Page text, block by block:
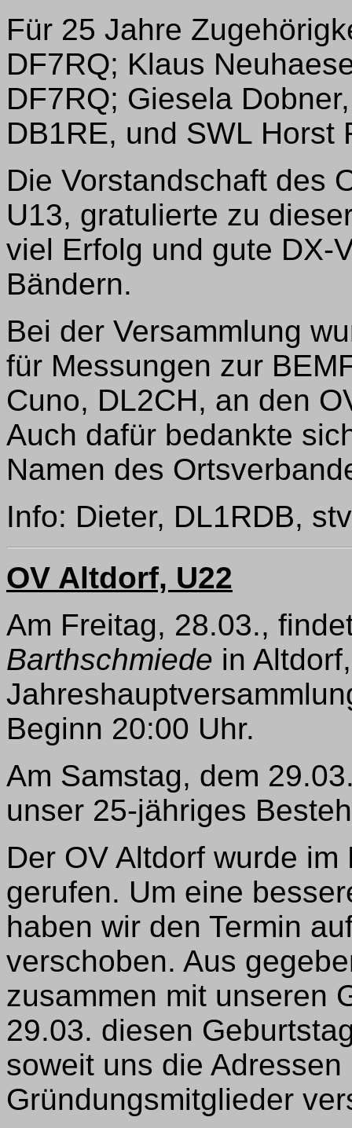
Für 25 Jahre
DF7RQ; Klaus
DF7RQ; Giesela
DB1RE, und SWL Horst
Die Vorstandschaft des
U13, gratulierte zu
viel Erfolg und gute DX-
Bändern.
Bei der Versammlung
für Messungen zur
Cuno, DL2CH, an den
Auch dafür bedankte
Namen des
Info: Dieter, DL1RDB,
OV Altdorf, U22
Am Freitag, 28.03.,
Barthschmiede in
Beginn 20:00 Uhr.
Am Samstag, dem
unser 25-jähriges
Der OV Altdorf wurde
gerufen. Um eine
haben wir den Termin
verschoben. Aus
zusammen mit unseren
29.03. diesen
soweit uns die
Gründungsmitglieder